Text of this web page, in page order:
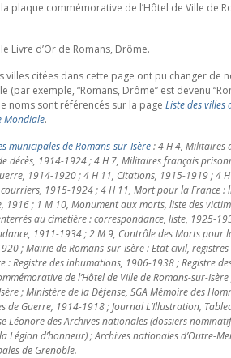
plaque commémorative de l’Hôtel de Ville de
Livre d’Or de Romans, Drôme.
villes citées dans cette page ont pu changer de
(par exemple, “Romans, Drôme” est devenu
noms sont référencés sur la page Liste des
Mondiale.
municipales de Romans-sur-Isère: 4 H 4, Militaires
décès, 1914-1924 ; 4 H 7, Militaires français
1914-1920 ; 4 H 11, Citations, 1915-1919 ; 4
1915-1924 ; 4 H 11, Mort pour la France :
1916 ; 1 M 10, Monument aux morts, liste des
au cimetière : correspondance, liste, 1925-
1911-1934 ; 2 M 9, Contrôle des Morts pour
; Mairie de Romans-sur-Isère : Etat civil,
: Registre des inhumations, 1906-1938 ; Registre
de l’Hôtel de Ville de Romans-sur-
; Ministère de la Défense, SGA Mémoire des
de Guerre, 1914-1918 ; Journal L’Illustration,
Léonore des Archives nationales (dossiers
Légion d’honneur) ; Archives nationales d’Outre-
de Grenoble.